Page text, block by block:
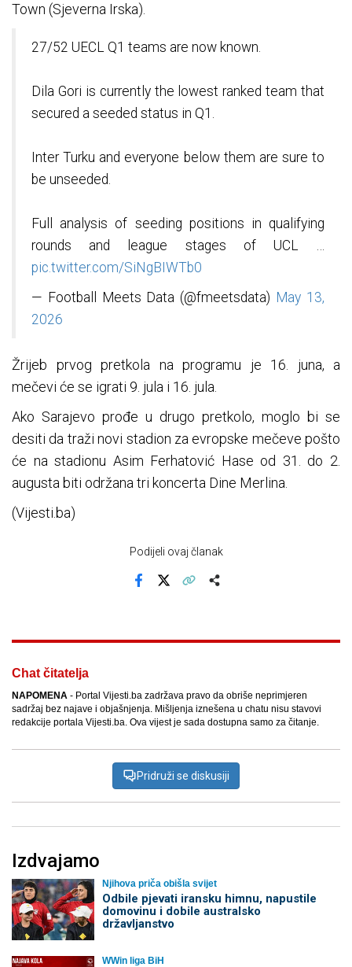
Town (Sjeverna Irska).
27/52 UECL Q1 teams are now known.
Dila Gori is currently the lowest ranked team that
secured a seeded status in Q1.
Inter Turku and everyone below them are sure to
be unseeded.
Full analysis of seeding positions in qualifying
rounds and league stages of UCL …
pic.twitter.com/SiNgBIWTb0
— Football Meets Data (@fmeetsdata) May 13,
2026
Žrijeb prvog pretkola na programu je 16. juna, a
mečevi će se igrati 9. jula i 16. jula.
Ako Sarajevo prođe u drugo pretkolo, moglo bi se
desiti da traži novi stadion za evropske mečeve pošto
će na stadionu Asim Ferhatović Hase od 31. do 2.
augusta biti održana tri koncerta Dine Merlina.
(Vijesti.ba)
Podijeli ovaj članak
Chat čitatelja
NAPOMENA - Portal Vijesti.ba zadržava pravo da obriše neprimjeren
sadržaj bez najave i objašnjenja. Mišljenja iznešena u chatu nisu stavovi
redakcije portala Vijesti.ba. Ova vijest je sada dostupna samo za čitanje.
Pridruži se diskusiji
Izdvajamo
Njihova priča obišla svijet
Odbile pjevati iransku himnu, napustile
domovinu i dobile australsko
državljanstvo
WWin liga BiH